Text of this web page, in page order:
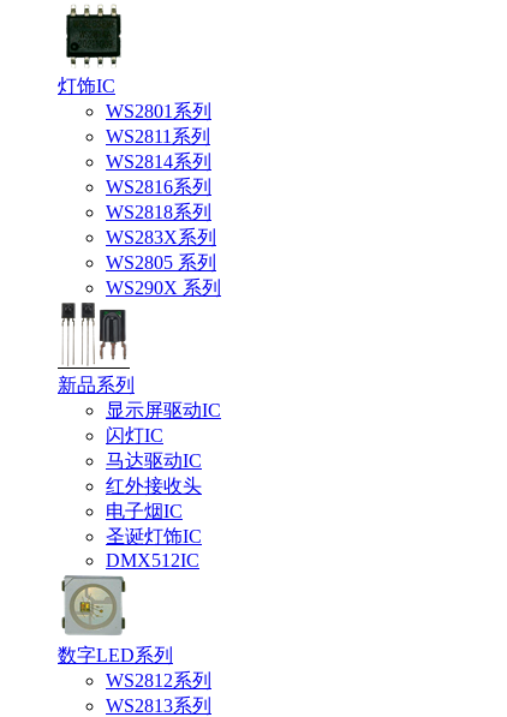
灯饰IC
WS2801系列
WS2811系列
WS2814系列
WS2816系列
WS2818系列
WS283X系列
WS2805 系列
WS290X 系列
新品系列
显示屏驱动IC
闪灯IC
马达驱动IC
红外接收头
电子烟IC
圣诞灯饰IC
DMX512IC
数字LED系列
WS2812系列
WS2813系列